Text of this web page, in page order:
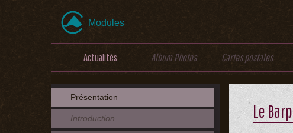
Modules
Actualités Album Photos Cartes postales
Présentation
Introduction Le Barp